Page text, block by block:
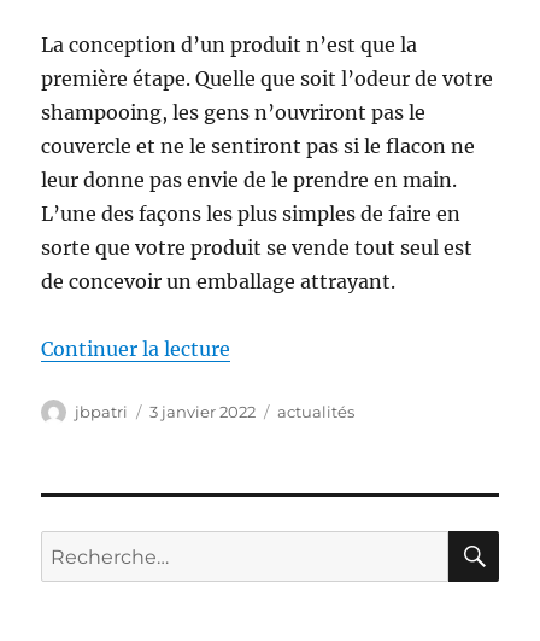
La conception d’un produit n’est que la
première étape. Quelle que soit l’odeur de votre
shampooing, les gens n’ouvriront pas le
couvercle et ne le sentiront pas si le flacon ne
leur donne pas envie de le prendre en main.
L’une des façons les plus simples de faire en
sorte que votre produit se vende tout seul est
de concevoir un emballage attrayant.
Continuer la lecture
Auteur
jbpatri
Publié
3 janvier 2022 Catégories
actualités
Recherche
pour :